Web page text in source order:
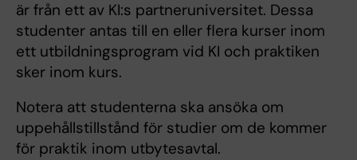
är från ett av KI:s partneruniversitet. Dessa
studenter antas till en eller flera kurser inom
ett utbildningsprogram vid KI och praktiken
sker inom kurs.
Notera att studenterna ska ansöka om
uppehållstillstånd för studier om de kommer
för praktik inom utbytesavtal.